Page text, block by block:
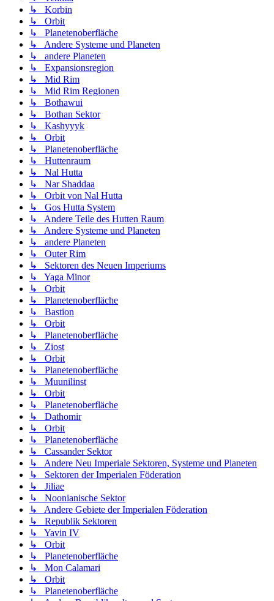
↳ Korbin
↳ Orbit
↳ Planetenoberfläche
↳ Andere Systeme und Planeten
↳ andere Planeten
↳ Expansionsregion
↳ Mid Rim
↳ Mid Rim Regionen
↳ Bothawui
↳ Bothan Sektor
↳ Kashyyyk
↳ Orbit
↳ Planetenoberfläche
↳ Huttenraum
↳ Nal Hutta
↳ Nar Shaddaa
↳ Orbit von Nal Hutta
↳ Gos Hutta System
↳ Andere Teile des Hutten Raum
↳ Andere Systeme und Planeten
↳ andere Planeten
↳ Outer Rim
↳ Sektoren des Neuen Imperiums
↳ Yaga Minor
↳ Orbit
↳ Planetenoberfläche
↳ Bastion
↳ Orbit
↳ Planetenoberfläche
↳ Ziost
↳ Orbit
↳ Planetenoberfläche
↳ Muunilinst
↳ Orbit
↳ Planetenoberfläche
↳ Dathomir
↳ Orbit
↳ Planetenoberfläche
↳ Cassander Sektor
↳ Andere Neu Imperiale Sektoren, Systeme und Planeten
↳ Sektoren der Imperialen Föderation
↳ Jiliae
↳ Noonianische Sektor
↳ Andere Gebiete der Imperialen Föderation
↳ Republik Sektoren
↳ Yavin IV
↳ Orbit
↳ Planetenoberfläche
↳ Mon Calamari
↳ Orbit
↳ Planetenoberfläche